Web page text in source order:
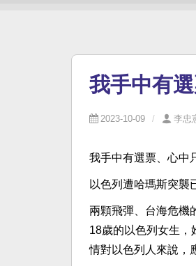
我手中有
2023-10-09 李忠
我手中有選票、心中
以色列遭哈瑪斯突襲
兩顆飛彈、台海危機
18歲的以色列女生，
情對以色列人來說，